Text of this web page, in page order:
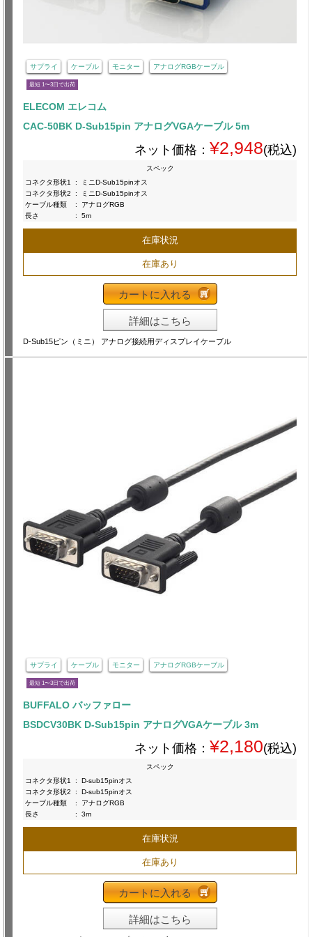
サプライ ケーブル モニター アナログRGBケーブル
最短 1〜3日で出荷
ELECOM エレコム
CAC-50BK D-Sub15pin アナログVGAケーブル 5m
ネット価格： ¥2,948(税込)
スペック
コネクタ形状1
:
ミニD-Sub15pinオス
コネクタ形状2
:
ミニD-Sub15pinオス
ケーブル種類
:
アナログRGB
長さ
: 5m
在庫状況
在庫あり
カートに入れる
詳細はこちら
D-Sub15ピン（ミニ） アナログ接続用ディスプレイケーブル
サプライ ケーブル モニター アナログRGBケーブル
最短 1〜3日で出荷
BUFFALO バッファロー
BSDCV30BK D-Sub15pin アナログVGAケーブル 3m
ネット価格： ¥2,180(税込)
スペック
コネクタ形状1
:
D-sub15pinオス
コネクタ形状2
:
D-sub15pinオス
ケーブル種類
:
アナログRGB
長さ
: 3m
在庫状況
在庫あり
カートに入れる
詳細はこちら